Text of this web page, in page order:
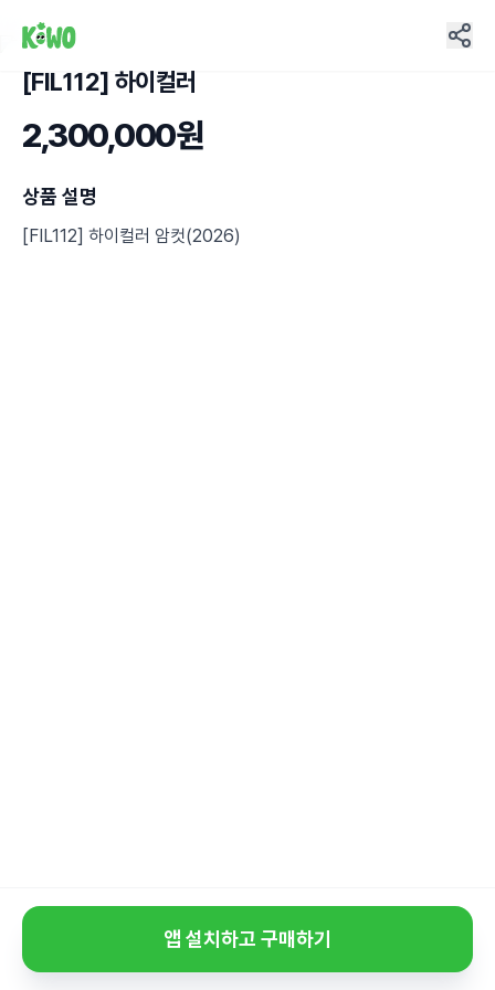
[FIL112] 하이컬러
2,300,000원
상품 설명
[FIL112] 하이컬러 암컷(2026)
앱 설치하고 구매하기